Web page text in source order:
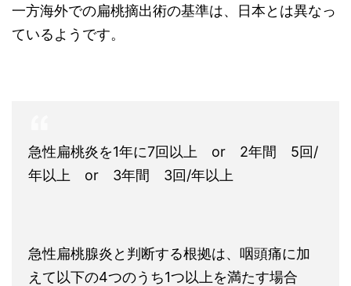
一方海外での扁桃摘出術の基準は、日本とは異なっ
ているようです。
急性扁桃炎を1年に7回以上 or 2年間 5回/
年以上 or 3年間 3回/年以上
急性扁桃腺炎と判断する根拠は、咽頭痛に加
えて以下の4つのうち1つ以上を満たす場合